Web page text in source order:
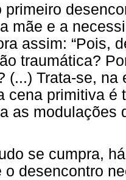
primeiro
mãe e a
assim: “Pois,
traumática?
(...) Trata-se,
cena primitiva é
as modulações
se cumpra,
o desencontro